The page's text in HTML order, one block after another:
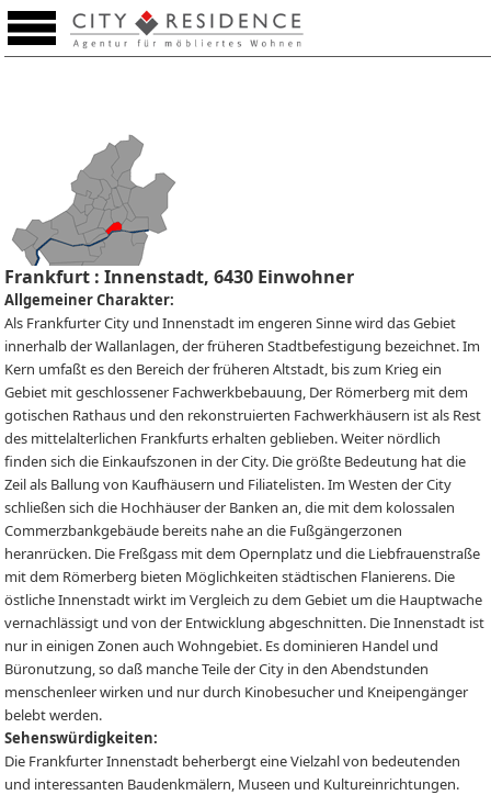
Merkzettel (0)
Weitere Bilder
Frankfurt : Innenstadt, 6430 Einwohner
Allgemeiner Charakter:
Als Frankfurter City und Innenstadt im engeren Sinne wird das Gebiet
innerhalb der Wallanlagen, der früheren Stadtbefestigung bezeichnet. Im
Kern umfaßt es den Bereich der früheren Altstadt, bis zum Krieg ein
Gebiet mit geschlossener Fachwerkbebauung, Der Römerberg mit dem
gotischen Rathaus und den rekonstruierten Fachwerkhäusern ist als Rest
des mittelalterlichen Frankfurts erhalten geblieben. Weiter nördlich
finden sich die Einkaufszonen in der City. Die größte Bedeutung hat die
Zeil als Ballung von Kaufhäusern und Filiatelisten. Im Westen der City
schließen sich die Hochhäuser der Banken an, die mit dem kolossalen
Commerzbankgebäude bereits nahe an die Fußgängerzonen
heranrücken. Die Freßgass mit dem Opernplatz und die Liebfrauenstraße
mit dem Römerberg bieten Möglichkeiten städtischen Flanierens. Die
östliche Innenstadt wirkt im Vergleich zu dem Gebiet um die Hauptwache
vernachlässigt und von der Entwicklung abgeschnitten. Die Innenstadt ist
nur in einigen Zonen auch Wohngebiet. Es dominieren Handel und
Büronutzung, so daß manche Teile der City in den Abendstunden
menschenleer wirken und nur durch Kinobesucher und Kneipengänger
belebt werden.
Sehenswürdigkeiten:
Die Frankfurter Innenstadt beherbergt eine Vielzahl von bedeutenden
und interessanten Baudenkmälern, Museen und Kultureinrichtungen.